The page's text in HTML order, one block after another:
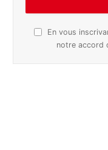
En vous
notre accord